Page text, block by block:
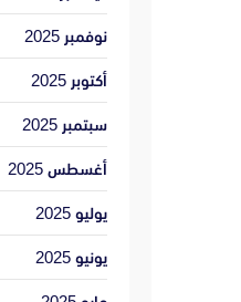
نوفمبر 2025
أكتوبر 2025
سبتمبر 2025
أغسطس 2025
يوليو 2025
يونيو 2025